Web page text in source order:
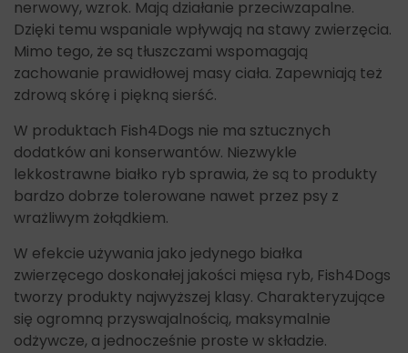
nerwowy, wzrok. Mają działanie przeciwzapalne.
Dzięki temu wspaniale wpływają na stawy zwierzęcia.
Mimo tego, że są tłuszczami wspomagają
zachowanie prawidłowej masy ciała. Zapewniają też
zdrową skórę i piękną sierść.
W produktach Fish4Dogs nie ma sztucznych
dodatków ani konserwantów. Niezwykle
lekkostrawne białko ryb sprawia, że są to produkty
bardzo dobrze tolerowane nawet przez psy z
wrażliwym żołądkiem.
W efekcie używania jako jedynego białka
zwierzęcego doskonałej jakości mięsa ryb, Fish4Dogs
tworzy produkty najwyższej klasy. Charakteryzujące
się ogromną przyswajalnością, maksymalnie
odżywcze, a jednocześnie proste w składzie.